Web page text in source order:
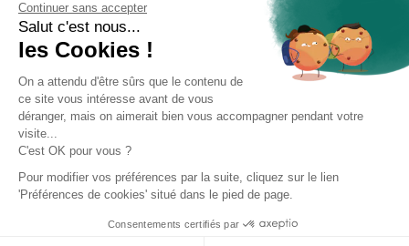
L'Appli Phox
A propos de Phox
Services et garanties
Continuer sans accepter
Salut c'est nous...
les Cookies !
On a attendu d'être sûrs que le contenu de
ce site vous intéresse avant de vous
déranger, mais on aimerait bien vous accompagner pendant votre
visite...
C'est OK pour vous ?
Pour modifier vos préférences par la suite, cliquez sur le lien
'Préférences de cookies' situé dans le pied de page.
Consentements certifiés par